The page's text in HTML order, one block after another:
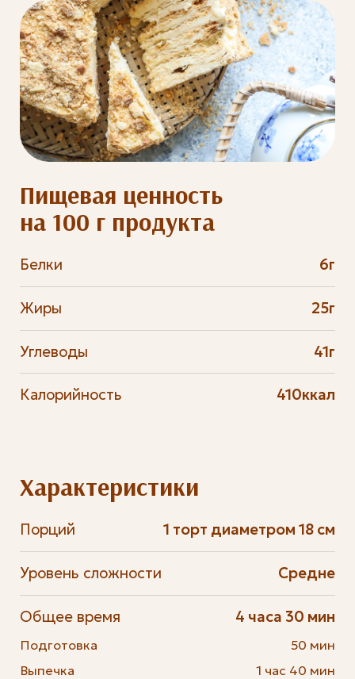
Пищевая ценность
на 100 г продукта
Белки 6г
Жиры 25г
Углеводы 41г
Калорийность 410ккал
Характеристики
Порций 1 торт диаметром 18 см
Уровень сложности Средне
Общее время
Подготовка
Выпечка
4 часа 30 мин
50 мин
1 час 40 мин